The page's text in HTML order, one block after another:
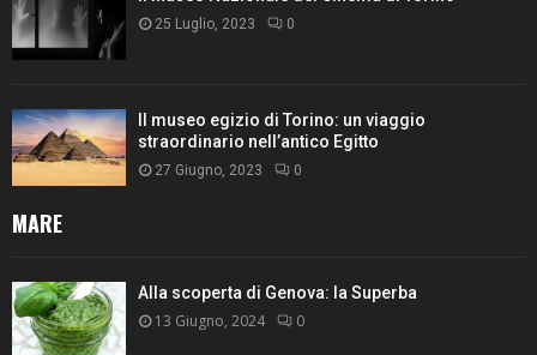
25 Luglio, 2023 0
Il museo egizio di Torino: un viaggio
straordinario nell’antico Egitto
27 Giugno, 2023 0
MARE
Alla scoperta di Genova: la Superba
13 Giugno, 2024 0